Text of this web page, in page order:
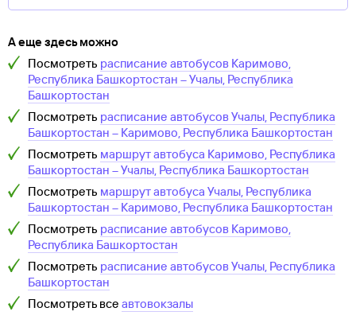
А еще здесь можно
Посмотреть расписание автобусов Каримово,
Республика Башкортостан –Учалы, Республика
Башкортостан
Посмотреть расписание автобусовУчалы, Республика
Башкортостан – Каримово, Республика Башкортостан
Посмотреть маршрут автобуса Каримово, Республика
Башкортостан –Учалы, Республика Башкортостан
Посмотреть маршрут автобуса Учалы, Республика
Башкортостан – Каримово, Республика Башкортостан
Посмотреть расписание автобусов Каримово,
Республика Башкортостан
Посмотреть расписание автобусовУчалы, Республика
Башкортостан
Посмотреть все автовокзалы